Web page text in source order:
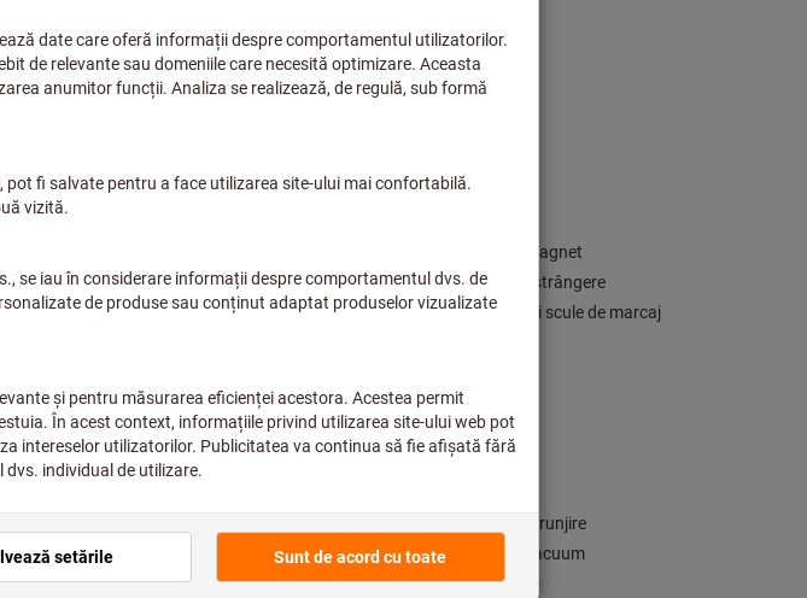
Produse pentru şlefuire manuală
Scule cu pâslă
Scule de șlefuit și scule de lustruire
Dispozitive de fixare şi prindere cu magnet
Dispozitive de măsurare tehnică de strângere
Elemente auxiliare pentru montare şi scule de marcaj
Mandrine pentru burghiu
Menghine
Prindere piese de prelucrat pentru strunjire
Sistem de strângere şi prindere cu vacuum
Sisteme de strângere în punctul zero